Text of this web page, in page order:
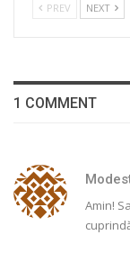
PREV NEXT
1 COMMENT
Amin!